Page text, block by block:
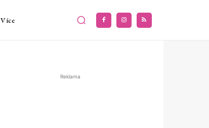
Více
Reklama